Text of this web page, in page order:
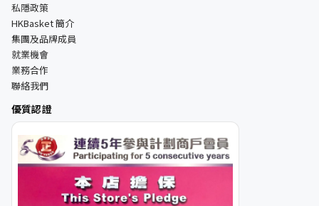
私隱政策
HKBasket 簡介
集團及品牌成員
就業機會
業務合作
聯絡我們
優質認證